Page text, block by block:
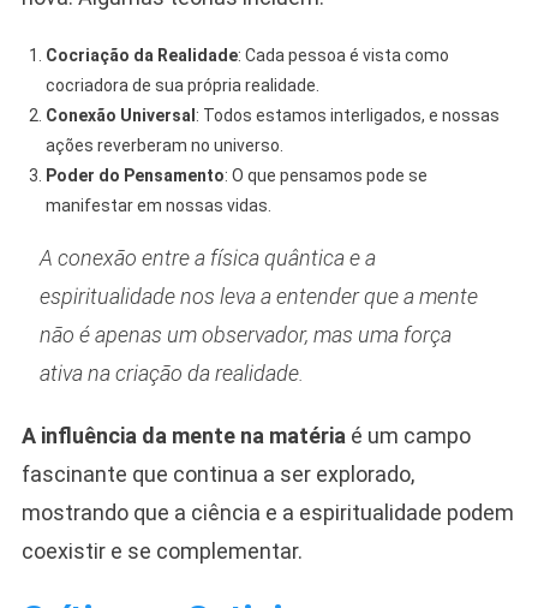
Cocriação da Realidade: Cada pessoa é vista como
cocriadora de sua própria realidade.
Conexão Universal : Todos estamos interligados, e nossas
ações reverberam no universo.
Poder do Pensamento: O que pensamos pode se
manifestar em nossas vidas.
A conexão entre a física quântica e a
espiritualidade nos leva a entender que a mente
não é apenas um observador, mas uma força
ativa na criação da realidade.
A influência da mente na matériaé um campo
fascinante que continua a ser explorado,
mostrando que a ciência e a espiritualidade podem
coexistir e se complementar.